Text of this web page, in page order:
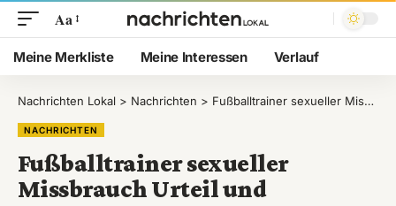
Aa
Meine Merkliste Meine Interessen Verlauf
Nachrichten Lokal > Nachrichten > Fußballtrainer sexueller Missbrauch Urteil und Drogenzwang
NACHRICHTEN
Fußballtrainer sexueller
Missbrauch Urteil und